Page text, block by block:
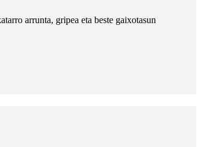
arrunta, gripea eta beste gaixotasun